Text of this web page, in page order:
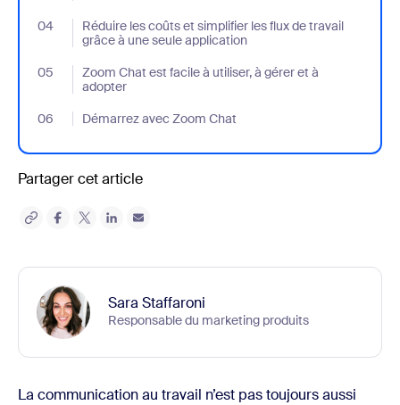
04
Réduire les coûts et simplifier les flux de travail
grâce à une seule application
- Jumplink to Réduire les coûts et simplifier les flux de travail
05
Zoom Chat est facile à utiliser, à gérer et à
adopter
- Jumplink to Zoom Chat est facile à utiliser, à gérer et à adopter
06 Démarrez avec Zoom Chat
- Jumplink to Démarrez avec Zoom Chat
Partager cet article
Sara Staffaroni
Responsable du marketing produits
La communication au travail n’est pas toujours aussi